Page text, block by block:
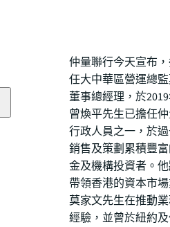
仲量聯行今天宣布
任大中華區營運總
董事總經理，於
曾煥平先生已擔任
行政人員之一，於
銷售及策劃累積豐
金及機構投資者。
帶領香港的資本市場
莫家文先生在推動
經驗，並曾於紐約